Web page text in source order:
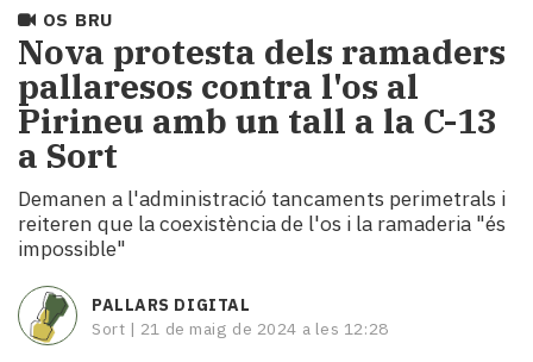
Societat
Política
i
municipis
Economia
Cultura
Esports
Mai
tant!
TV
i
OS BRU
Nova protesta dels ramaders
pallaresos contra l'os al
Pirineu amb un tall a la C-13
a Sort
Demanen a l'administració tancaments perimetrals i
reiteren que la coexistència de l'os i la ramaderia "és
impossible"
PALLARS DIGITAL
Sort | 21 de maig de 2024 a les 12:28